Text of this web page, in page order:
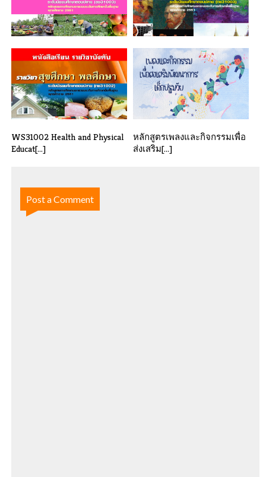
OP31003 Sustainable
Occupational D[...]
WS31003 Art Education.
WS31002 Health and Physical
Educat[...]
หลักสูตรเพลงและกิจกรรมเพื่อ
ส่งเสริม[...]
Post a Comment